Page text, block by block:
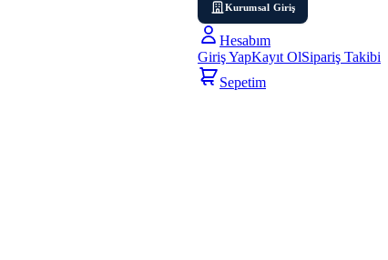
Kurumsal Giriş
Hesabım
Giriş YapKayıt OlSipariş Takibi
Sepetim